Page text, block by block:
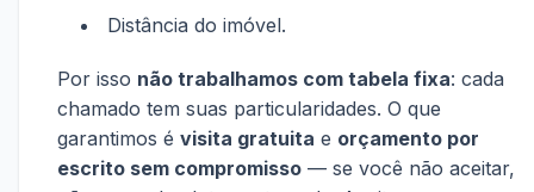
Distância do imóvel.
Por isso não trabalhamos com tabela fixa: cada
chamado tem suas particularidades. O que
garantimos é visita gratuita e orçamento por
escrito sem compromisso — se você não aceitar,